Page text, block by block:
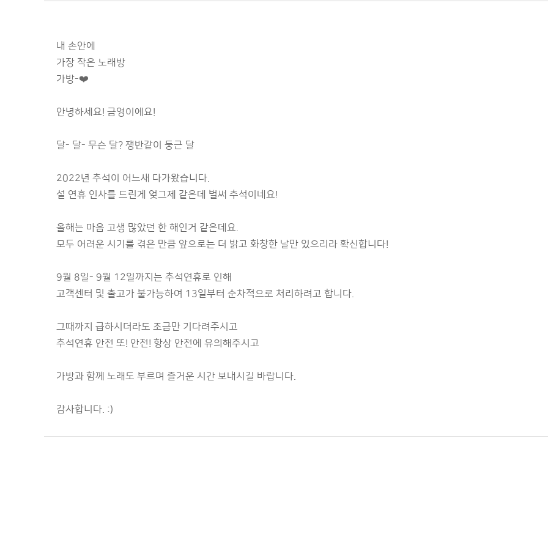
내 손안에
가장 작은 노래방
가방-❤️
안녕하세요! 금영이에요!
달- 달- 무슨 달? 쟁반같이 둥근 달
2022년 추석이 어느새 다가왔습니다.
설 연휴 인사를 드린게 엊그제 같은데 벌써 추석이네요!
올해는 마음 고생 많았던 한 해인거 같은데요.
모두 어려운 시기를 겪은 만큼 앞으로는 더 밝고 화창한 날만 있으리라 확신합니다!
9월 8일- 9월 12일까지는 추석연휴로 인해
고객센터 및 출고가 불가능하여 13일부터 순차적으로 처리하려고 합니다.
그때까지 급하시더라도 조금만 기다려주시고
추석연휴 안전 또! 안전! 항상 안전에 유의해주시고
가방과 함께 노래도 부르며 즐거운 시간 보내시길 바랍니다.
감사합니다. :)